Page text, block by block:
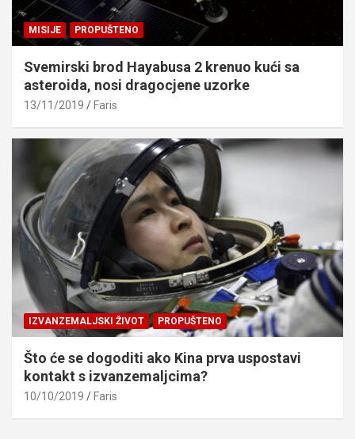
MISIJE PROPUŠTENO
Svemirski brod Hayabusa 2 krenuo kući sa
asteroida, nosi dragocjene uzorke
13/11/2019 Faris
IZVANZEMALJSKI ŽIVOT PROPUŠTENO
Što će se dogoditi ako Kina prva uspostavi
kontakt s izvanzemaljcima?
10/10/2019 Faris